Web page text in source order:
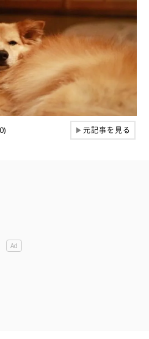
▶元記事を見る